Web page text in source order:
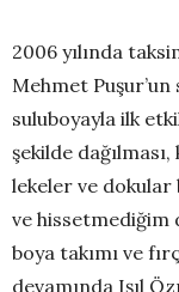
2006 yılında
Mehmet
suluboyayla ilk
şekilde
lekeler ve
ve hissetmediğim
boya takımı ve
devamında Işıl